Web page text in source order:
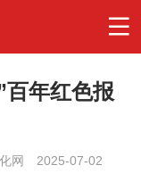
百年红色报
网
2025-07-02